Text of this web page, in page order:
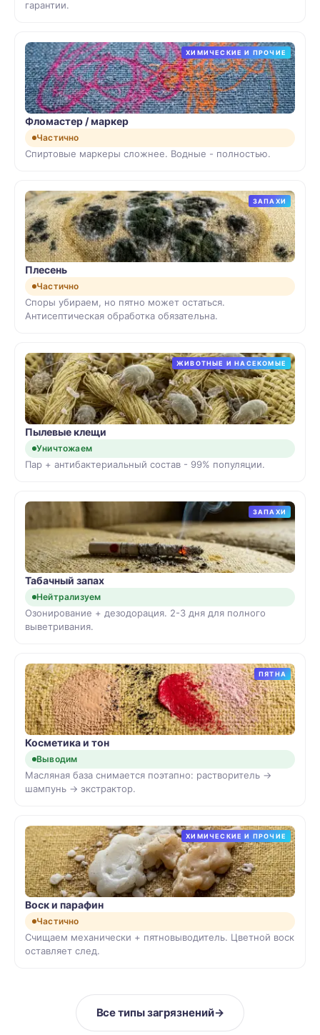
гарантии.
ХИМИЧЕСКИЕ И ПРОЧИЕ
Фломастер / маркер
Частично
Спиртовые маркеры сложнее. Водные - полностью.
ЗАПАХИ
Плесень
Частично
Споры убираем, но пятно может остаться.
Антисептическая обработка обязательна.
ЖИВОТНЫЕ И НАСЕКОМЫЕ
Пылевые клещи
Уничтожаем
Пар + антибактериальный состав - 99% популяции.
ЗАПАХИ
Табачный запах
Нейтрализуем
Озонирование + дезодорация. 2-3 дня для полного
выветривания.
ПЯТНА
Косметика и тон
Выводим
Масляная база снимается поэтапно: растворитель →
шампунь → экстрактор.
ХИМИЧЕСКИЕ И ПРОЧИЕ
Воск и парафин
Частично
Счищаем механически + пятновыводитель. Цветной воск
оставляет след.
Все типы загрязнений→